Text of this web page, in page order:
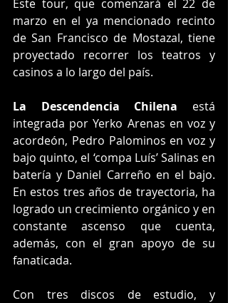
Este tour, que comenzará el 22 de
marzo en el ya mencionado recinto
de San Francisco de Mostazal, tiene
proyectado recorrer los teatros y
casinos a lo largo del país.
La Descendencia Chilena está
integrada por Yerko Arenas en voz y
acordeón, Pedro Palominos en voz y
bajo quinto, el ‘compa Luís’ Salinas en
batería y Daniel Carreño en el bajo.
En estos tres años de trayectoria, ha
logrado un crecimiento orgánico y en
constante ascenso que cuenta,
además, con el gran apoyo de su
fanaticada.
Con tres discos de estudio, y